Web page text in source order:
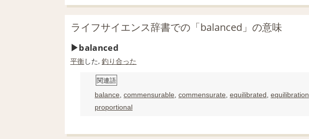
ライフサイエンス辞書での「balanced」の意味
balanced
平衡した, 釣り合った
関連語
balance commensurable commensurate equilibrated equilibration
proportional